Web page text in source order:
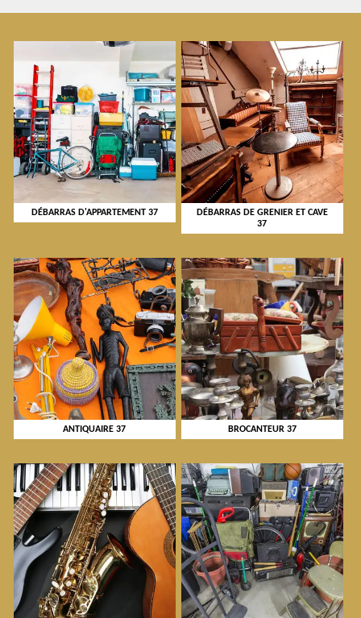
DÉBARRAS D'APPARTEMENT 37
DÉBARRAS DE GRENIER ET CAVE
37
ANTIQUAIRE 37 BROCANTEUR 37